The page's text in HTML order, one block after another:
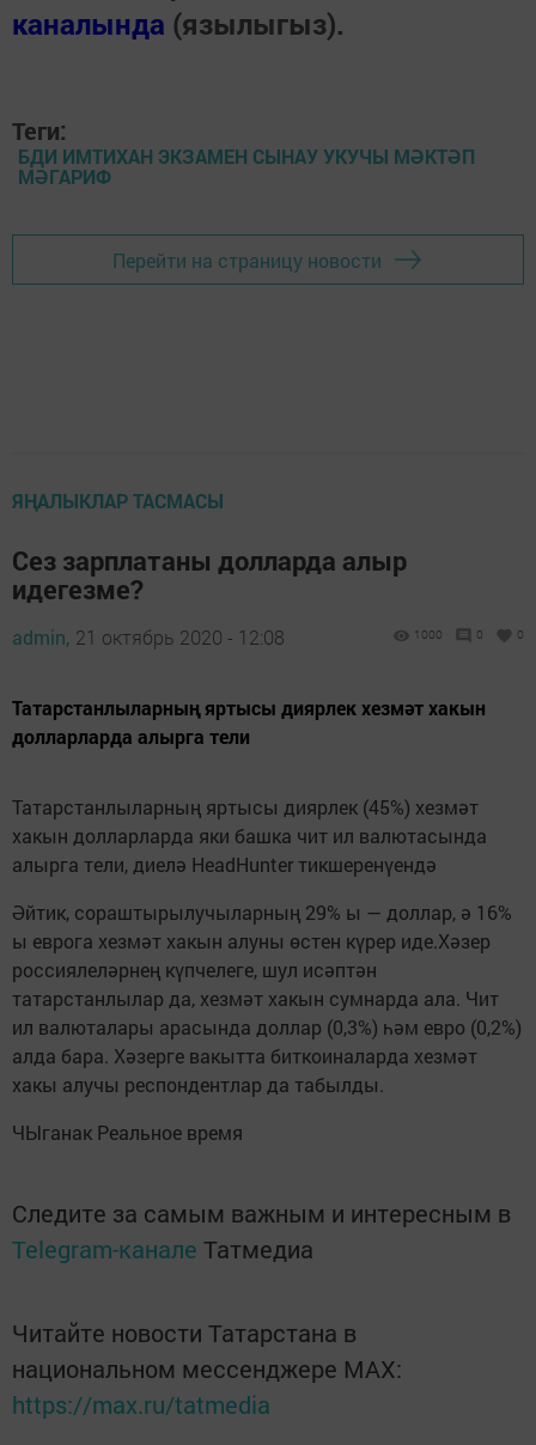
каналында (язылыгыз).
Теги:
БДИ ИМТИХАН ЭКЗАМЕН СЫНАУ УКУЧЫ МӘКТӘП
МӘГАРИФ
Перейти на страницу новости
ЯҢАЛЫКЛАР ТАСМАСЫ
Сез зарплатаны долларда алыр
идегезме?
admin, 21 октябрь 2020 - 12:08 1000 0 0
Татарстанлыларның яртысы диярлек хезмәт хакын
долларларда алырга тели
Татарстанлыларның яртысы диярлек (45%) хезмәт
хакын долларларда яки башка чит ил валютасында
алырга тели, диелә HeadHunter тикшеренүендә
Әйтик, сораштырылучыларның 29% ы — доллар, ә 16%
ы еврога хезмәт хакын алуны өстен күрер иде.Хәзер
россиялеләрнең күпчелеге, шул исәптән
татарстанлылар да, хезмәт хакын сумнарда ала. Чит
ил валюталары арасында доллар (0,3%) һәм евро (0,2%)
алда бара. Хәзерге вакытта биткоиналарда хезмәт
хакы алучы респондентлар да табылды.
ЧЫганак Реальное время
Следите за самым важным и интересным в
Telegram-канале Татмедиа
Читайте новости Татарстана в
национальном мессенджере MАХ:
https://max.ru/tatmedia